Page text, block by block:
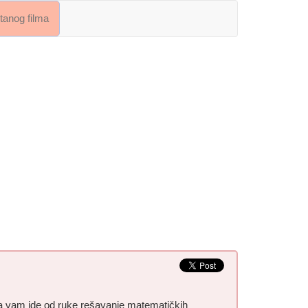
filma
vam ide od ruke rešavanje matematičkih